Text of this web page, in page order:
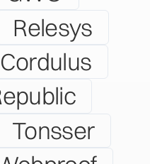
Relesys
Cordulus
Tonsser